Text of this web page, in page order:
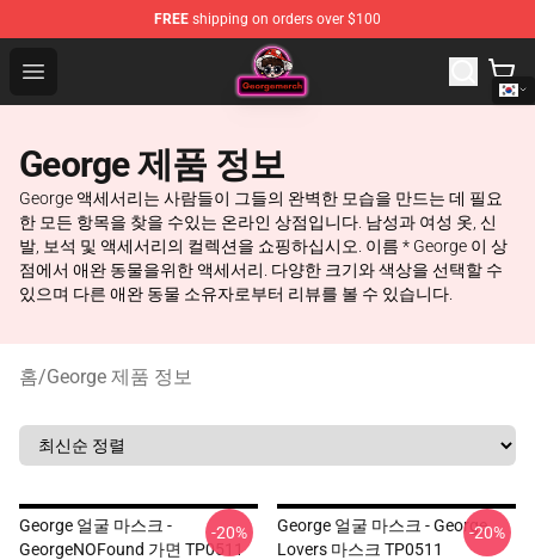
FREE shipping on orders over $100
Open menu
George Store - Official George Merchandise Shop
George 제품 정보
George 액세서리는 사람들이 그들의 완벽한 모습을 만드는 데 필요
한 모든 항목을 찾을 수있는 온라인 상점입니다. 남성과 여성 옷, 신
발, 보석 및 액세서리의 컬렉션을 쇼핑하십시오. 이름 * George 이 상
점에서 애완 동물을위한 액세서리. 다양한 크기와 색상을 선택할 수
있으며 다른 애완 동물 소유자로부터 리뷰를 볼 수 있습니다.
홈/George 제품 정보
George 얼굴 마스크 -
GeorgeNOFound 가면 TP0511
-20%
George 얼굴 마스크 - George
Lovers 마스크 TP0511
-20%